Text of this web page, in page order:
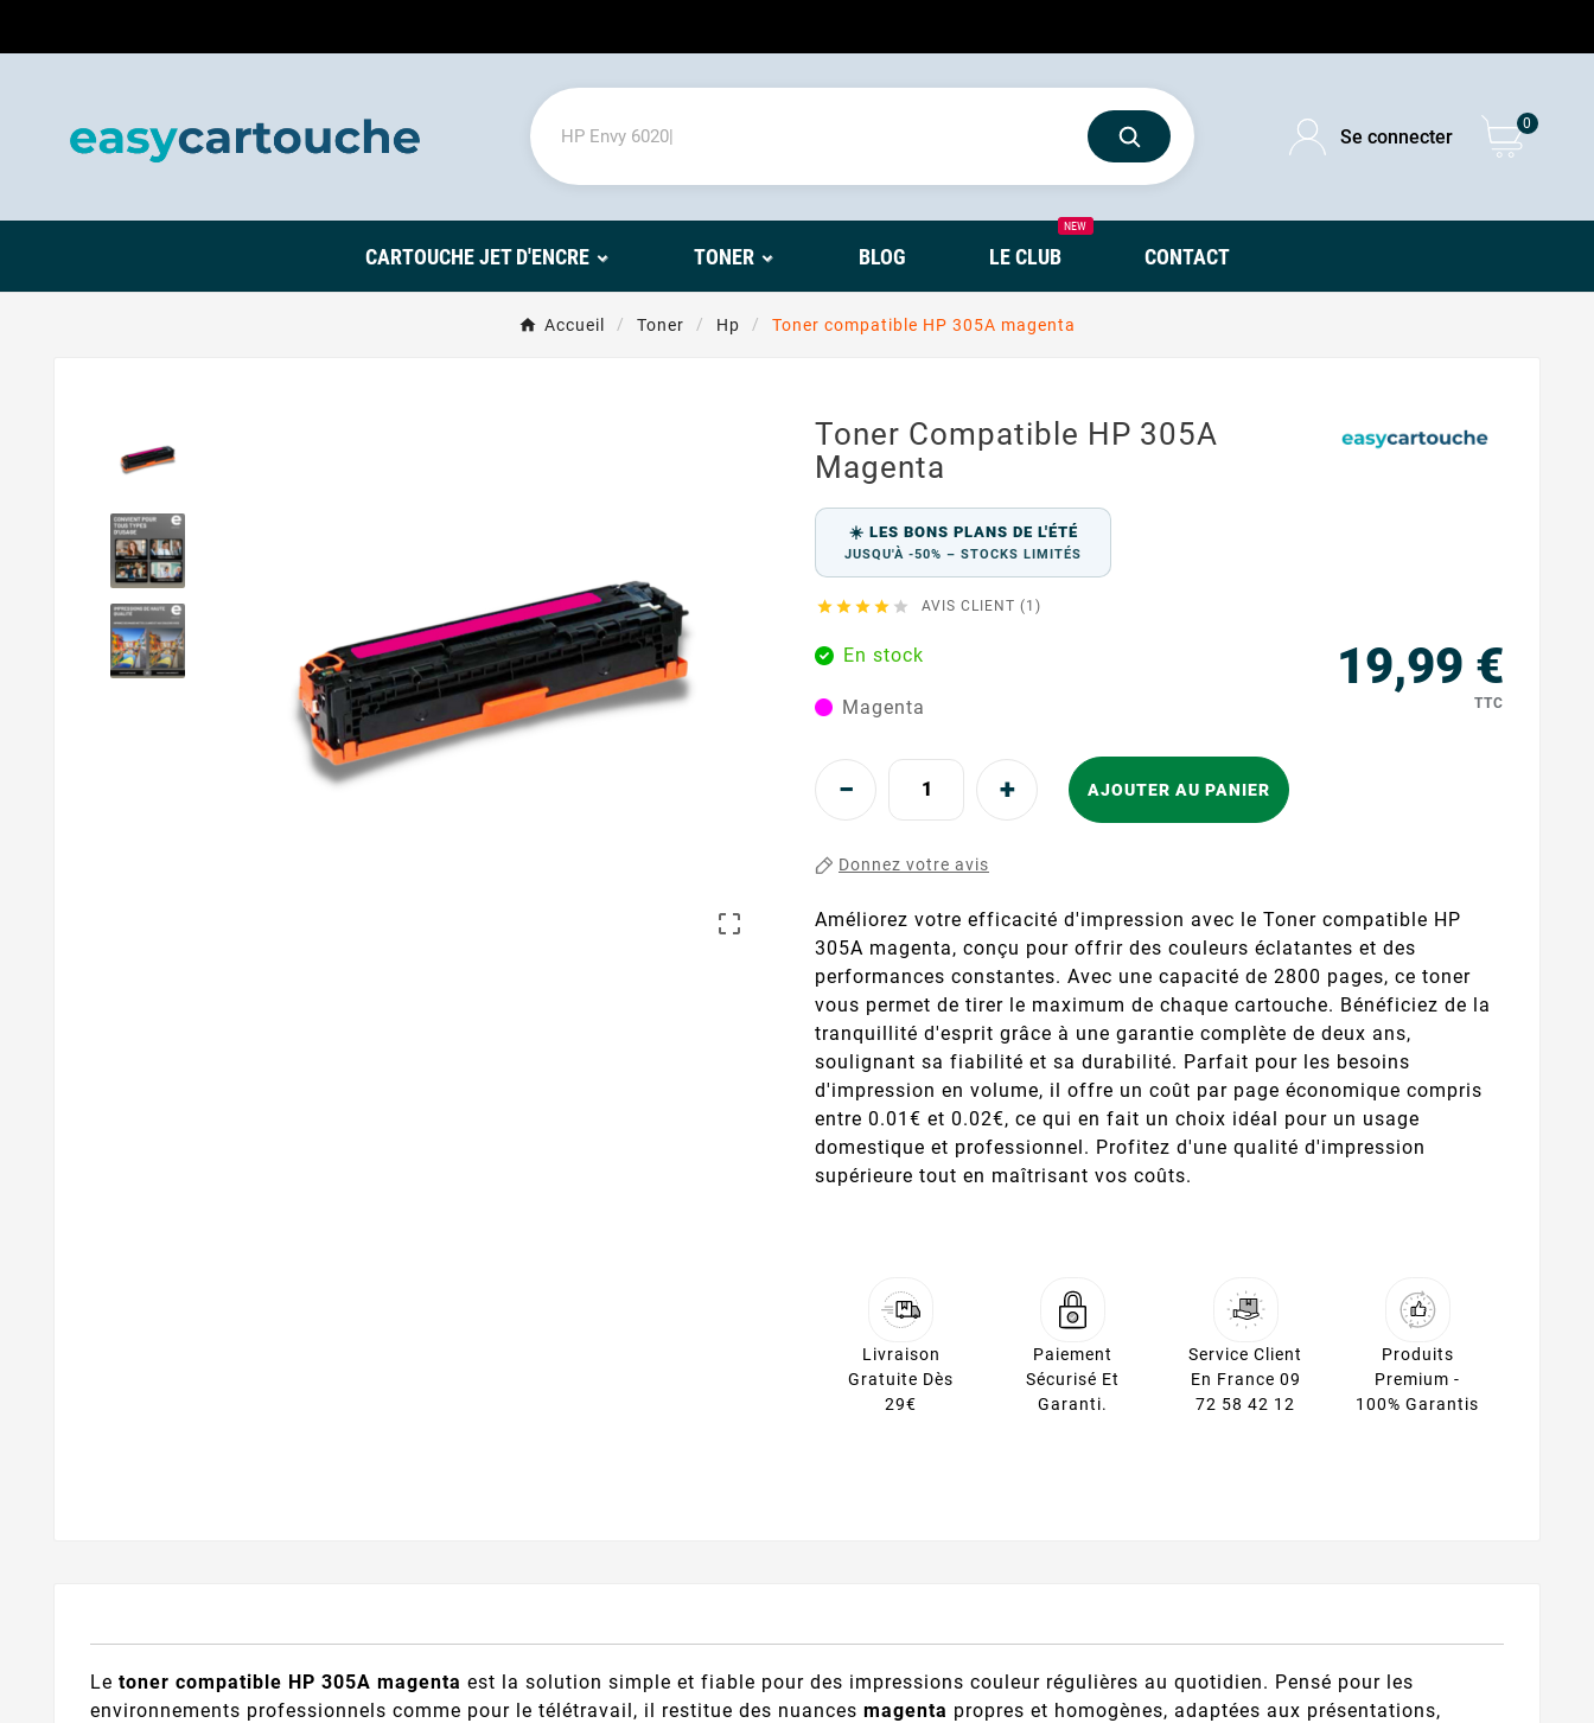
Se connecter
0
CARTOUCHE JET D'ENCRE TONER BLOG LE CLUB
NEW
CONTACT
Accueil Toner Hp Toner compatible HP 305A magenta

Toner Compatible HP 305A
Magenta
☀️ LES BONS PLANS DE L'ÉTÉ
JUSQU'À -50% – STOCKS LIMITÉS
     AVIS CLIENT (1)
19,99 €
TTC
En stock
Magenta
AJOUTER AU PANIER
Donnez votre avis
Améliorez votre efficacité d'impression avec le Toner compatible HP
305A magenta, conçu pour offrir des couleurs éclatantes et des
performances constantes. Avec une capacité de 2800 pages, ce toner
vous permet de tirer le maximum de chaque cartouche. Bénéficiez de la
tranquillité d'esprit grâce à une garantie complète de deux ans,
soulignant sa fiabilité et sa durabilité. Parfait pour les besoins
d'impression en volume, il offre un coût par page économique compris
entre 0.01€ et 0.02€, ce qui en fait un choix idéal pour un usage
domestique et professionnel. Profitez d'une qualité d'impression
supérieure tout en maîtrisant vos coûts.
Livraison
Gratuite Dès
29€
Paiement
Sécurisé Et
Garanti.
Service Client
En France 09
72 58 42 12
Produits
Premium -
100% Garantis
Le toner compatible HP 305A magenta est la solution simple et fiable pour des impressions couleur régulières au quotidien. Pensé pour les
environnements professionnels comme pour le télétravail, il restitue des nuances magenta propres et homogènes, adaptées aux présentations,